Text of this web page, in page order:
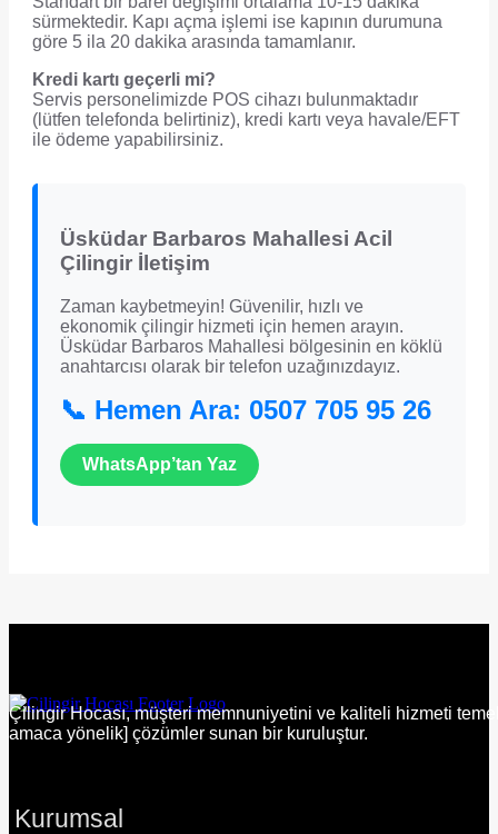
sürmektedir. Kapı açma işlemi ise kapının durumuna
göre 5 ila 20 dakika arasında tamamlanır.
Kredi kartı geçerli mi?
Servis personelimizde POS cihazı bulunmaktadır
(lütfen telefonda belirtiniz), kredi kartı veya havale/EFT
ile ödeme yapabilirsiniz.
Üsküdar Barbaros Mahallesi Acil
Çilingir İletişim
Zaman kaybetmeyin! Güvenilir, hızlı ve
ekonomik çilingir hizmeti için hemen arayın.
Üsküdar Barbaros Mahallesi bölgesinin en köklü
anahtarcısı olarak bir telefon uzağınızdayız.
📞 Hemen Ara: 0507 705 95 26
WhatsApp’tan Yaz
Çilingir Hocası, müşteri memnuniyetini ve kaliteli hizmeti
amaca yönelik] çözümler sunan bir kuruluştur.
Kurumsal